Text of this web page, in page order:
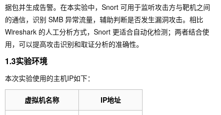
据包并生成告警。在本实验中，Snort 可用于监听攻击方与靶机之间
的通信，识别 SMB 异常流量，辅助判断是否发生漏洞攻击。相比
Wireshark 的人工分析方式，Snort 更适合自动化检测；两者结合使
用，可以提高攻击识别和取证分析的准确性。
1.3实验环境
本次实验使用的主机IP如下：
虚拟机名称 IP地址